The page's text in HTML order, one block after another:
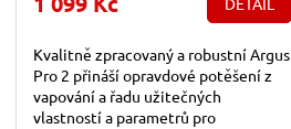
Kvalitně zpracovaný a robustní Argus
Pro 2 přináší opravdové potěšení z
vapování a řadu užitečných
vlastností a parametrů pro